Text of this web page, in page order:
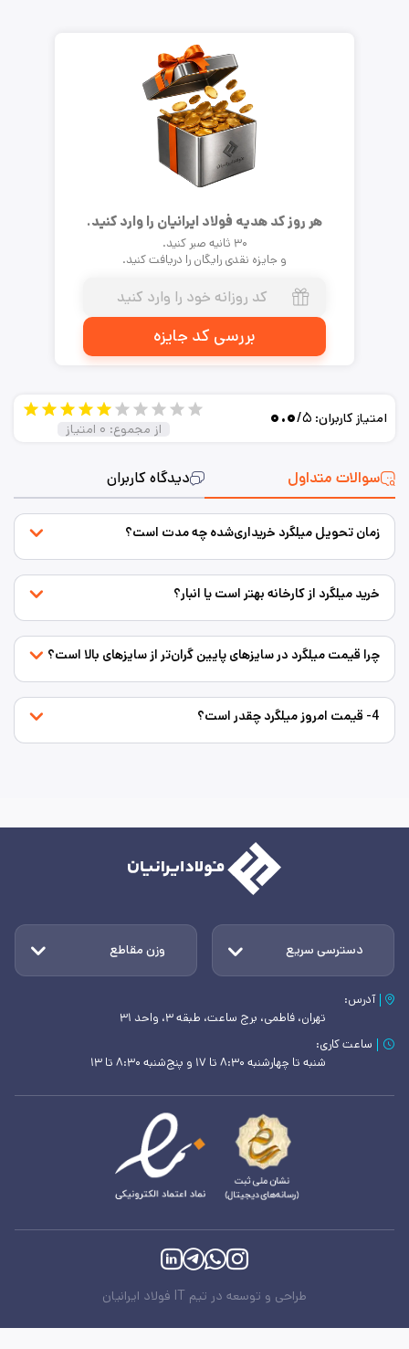
هر روز کد هدیه فولاد ایرانیان را وارد کنید.
۳۰ ثانیه صبر کنید.
و جایزه نقدی رایگان را دریافت کنید.
بررسی کد جایزه
سوالات متداول دیدگاه کاربران
امتیاز کاربران: ۰.۰/۵
از مجموع: ۰ امتیاز
زمان تحویل میلگرد خریداری‌شده چه مدت است؟
خرید میلگرد از کارخانه بهتر است یا انبار؟
چرا قیمت میلگرد در سایزهای پایین گران‌تر از سایزهای بالا است؟
4- قیمت امروز میلگرد چقدر است؟
دسترسی سریع وزن مقاطع
آدرس:
تهران، فاطمی، برج ساعت، طبقه ۳، واحد ۳۱
ساعت کاری:
شنبه تا چهارشنبه ۸:۳۰ تا ۱۷ و پنج‌شنبه ۸:۳۰ تا ۱۳
طراحی و توسعه در تیم IT فولاد ایرانیان